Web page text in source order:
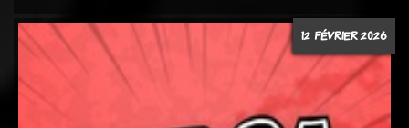
12 FÉVRIER 2026